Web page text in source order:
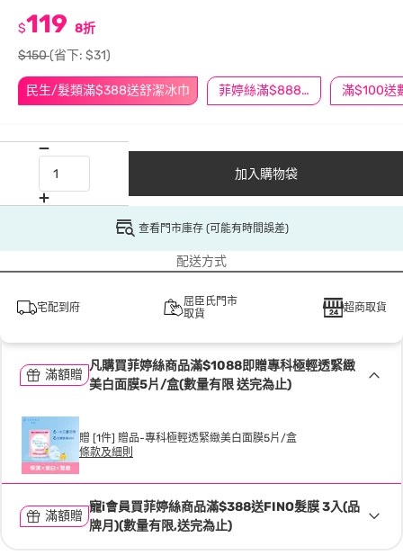
民生/髮類滿$388送舒潔冰巾 菲婷絲滿$888折$88
$119 8折
$150(省下: $31)
加入購物袋
查看門市庫存 (可能有時間誤差)
配送方式
宅配到府
屈臣氏門市
取貨
超商取貨
滿額贈
凡購買菲婷絲商品滿$1088即贈專科極輕透緊緻
美白面膜5片/盒(數量有限 送完為止)
贈 [1件] 贈品-專科極輕透緊緻美白面膜5片/盒
條款及細則
滿額贈
寵i會員買菲婷絲商品滿$388送FINO髮膜 3入(品
牌月)(數量有限,送完為止)